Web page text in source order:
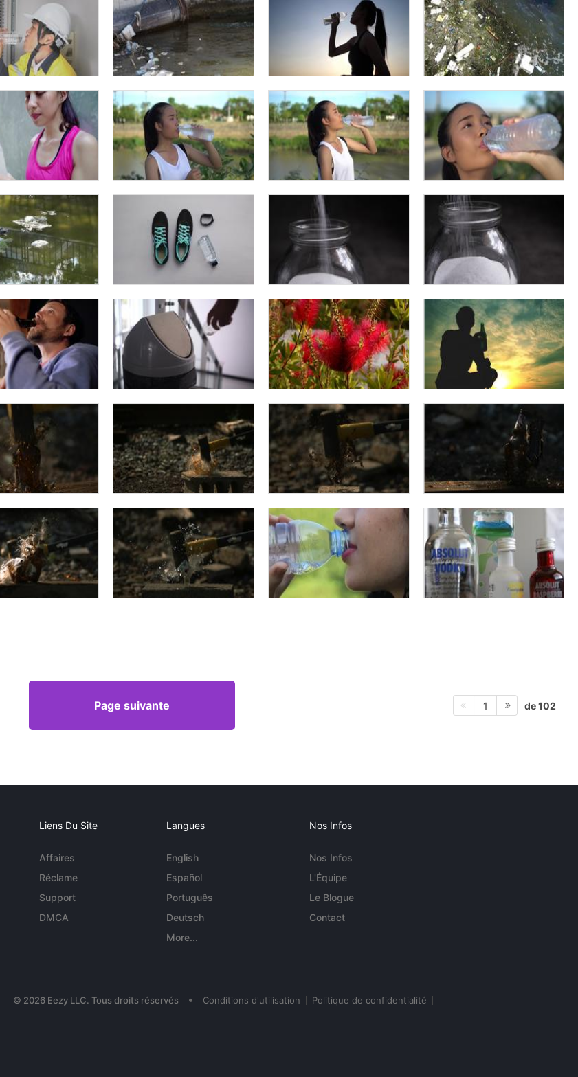
Page suivante 1 de 102
Liens Du Site
Affaires
Réclame
Support
DMCA
Langues
English
Español
Português
Deutsch
More...
Nos Infos
Nos Infos
L'Équipe
Le Blogue
Contact
© 2026 Eezy LLC. Tous droits réservés • Conditions d'utilisation Politique de confidentialité